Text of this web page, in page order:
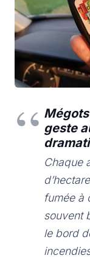
geste
Chaque
fumée à
souvent
le bord